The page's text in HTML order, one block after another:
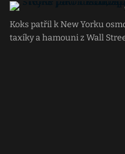
Koks patřil k New Yorku
taxíky a hamouni z Wall